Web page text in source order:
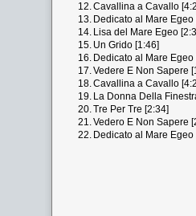
12.Cavallina a Cavallo
13. Dedicato al Mare Egeo
14. Lisa del Mare Egeo
15. Un Grido [1:46]
16. Dedicato al Mare Egeo
17.Vedere E Non Sapere
18.Cavallina a Cavallo
19. La Donna Della
20.Tre Per Tre [2:34]
21.Vedero E Non Sapere
22. Dedicato al Mare